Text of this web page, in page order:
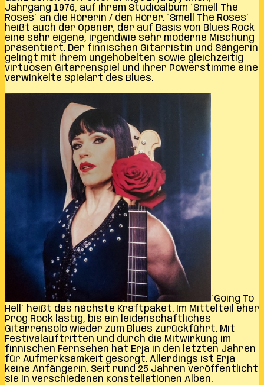
Jahrgang 1976, auf ihrem Studioalbum ´Smell The
Roses´ an die Hörerin / den Hörer. ´Smell The Roses´
heißt auch der Opener, der auf Basis von Blues Rock
eine sehr eigene, irgendwie sehr moderne Mischung
präsentiert. Der finnischen Gitarristin und Sängerin
gelingt mit ihrem ungehobelten sowie gleichzeitig
virtuosen Gitarrenspiel und ihrer Powerstimme eine
verwinkelte Spielart des Blues.
´Going To
Hell´ heißt das nächste Kraftpaket. Im Mittelteil eher
Prog Rock lastig, bis ein leidenschaftliches
Gitarrensolo wieder zum Blues zurückführt. Mit
Festivalauftritten und durch die Mitwirkung im
finnischen Fernsehen hat Erja in den letzten Jahren
für Aufmerksamkeit gesorgt. Allerdings ist Erja
keine Anfängerin. Seit rund 25 Jahren veröffentlicht
sie in verschiedenen Konstellationen Alben.